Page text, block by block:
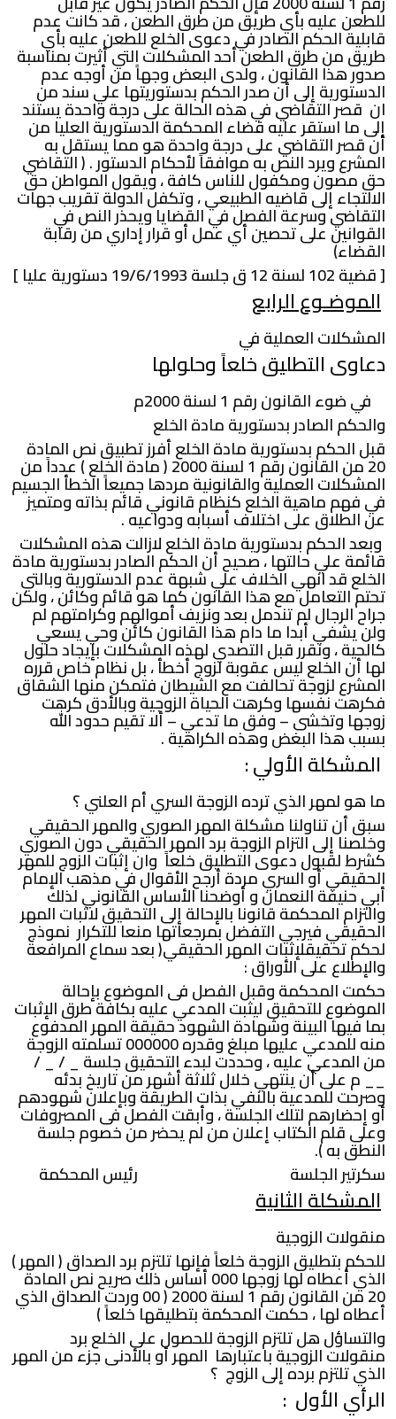
للطعن عليه بأي طريق من طرق الطعن ، قد كانت عدم
قابلية الحكم الصادر في دعوى الخلع للطعن عليه بأي
طريق من طرق الطعن أحد المشكلات التي أثيرت بمناسبة
صدور هذا القانون ، ولدى البعض وجهاً من أوجه عدم
الدستورية إلى أن صدر الحكم بدستوريتها علي سند من
ان قصر التقاضي في هذه الحالة على درجة واحدة يستند
إلى ما استقر عليه قضاء المحكمة الدستورية العليا من
أن قصر التقاضي على درجة واحدة هو مما يستقل به
المشرع ويرد النص به موافقاً لأحكام الدستور . ( التقاضي
حق مصون ومكفول للناس كافة ، ويقول المواطن حق
الالتجاء إلى قاضيه الطبيعي ، وتكفل الدولة تقريب جهات
التقاضي وسرعة الفصل في القضايا ويحذر النص في
القوانين على تحصين أي عمل أو قرار إداري من رقابة
القضاء)
[ قضية 102 لسنة 12 ق جلسة 19/6/1993 دستورية عليا ]
الموضـوع الرابع
المشكلات العملية في
دعاوى التطليق خلعاً وحلولها
في ضوء القانون رقم 1 لسنة 2000م
والحكم الصادر بدستورية مادة الخلع
قبل الحكم بدستورية مادة الخلع أفرز تطبيق نص المادة
20 من القانون رقم 1 لسنة 2000 ( مادة الخلع ) عدداً من
المشكلات العملية والقانونية مردها جميعاً الخطأ الجسيم
في فهم ماهية الخلع كنظام قانوني قائم بذاته ومتميز
عن الطلاق على اختلاف أسبابه ودواعيه .
وبعد الحكم بدستورية مادة الخلع لازالت هذه المشكلات
قائمة علي حالتها ، صحيح أن الحكم الصادر بدستورية مادة
الخلع قد انهي الخلاف علي شبهة عدم الدستورية وبالتي
تحتم التعامل مع هذا القانون كما هو قائم وكائن ، ولكن
جراح الرجال لم تندمل بعد ونزيف أموالهم وكرامتهم لم
ولن يشفي أبدا ما دام هذا القانون كائن وحي يسعي
كالحية ، ونقرر قبل التصدي لهذه المشكلات بإيجاد حلول
لها أن الخلع ليس عقوبة لزوج أخطأ ، بل نظام خاص قرره
المشرع لزوجة تحالفت مع الشيطان فتمكن منها الشقاق
فكرهت نفسها وكرهت الحياة الزوجية وبالأدق كرهت
زوجها وتخشى – وفق ما تدعي – ألا تقيم حدود الله
بسبب هذا البغض وهذه الكراهية .
المشكلة الأولي :
ما هو لمهر الذي ترده الزوجة السري أم العلني ؟
سبق أن تناولنا مشكلة المهر الصوري والمهر الحقيقي
وخلصنا إلى التزام الزوجة برد المهر الحقيقي دون الصوري
كشرط لقبول دعوى التطليق خلعاً وان إثبات الزوج للمهر
الحقيقي أو السري مردة أرجح الأقوال في مذهب الإمام
أبي حنيفة النعمان و أوضحنا الأساس القانوني لذلك
والتزام المحكمة قانونا بالإحالة إلى التحقيق لاثبات المهر
الحقيقي فيرجي التفضل بمرجعاتها منعا للتكرار نموذج
لحكم تحقيقلإثبات المهر الحقيقي( بعد سماع المرافعة
والإطلاع على الأوراق :
حكمت المحكمة وقبل الفصل فى الموضوع بإحالة
الموضوع للتحقيق ليثبت المدعي عليه بكافة طرق الإثبات
بما فيها البينة وشهادة الشهود حقيقة المهر المدفوع
منه للمدعي عليها مبلغ وقدره 000000 تسلمته الزوجة
من المدعي عليه ، وحددت لبدء التحقيق جلسة _ / _ /
__ م على أن ينتهي خلال ثلاثة أشهر من تاريخ بدئه
وصرحت للمدعية بالنفي بذات الطريقة وبإعلان شهودهم
أو إحضارهم لتلك الجلسة ، وأبقت الفصل فى المصروفات
وعلى قلم الكتاب إعلان من لم يحضر من خصوم جلسة
النطق به ).
سكرتير الجلسة رئيس المحكمة
المشكلةالثانية
منقولات الزوجية
للحكم بتطليق الزوجة خلعاً فإنها تلتزم برد الصداق ( المهر )
الذي أعطاه لها زوجها 000 أساس ذلك صريح نص المادة
20 من القانون رقم 1 لسنة 2000 ( 00 وردت الصداق الذي
أعطاه لها ، حكمت المحكمة بتطليقها خلعاً )
والتساؤل هل تلتزم الزوجة للحصول على الخلع برد
منقولات الزوجية باعتبارها المهر أو بالأدنى جزء من المهر
الذي تلتزم برده إلى الزوج ؟
الرأي الأول :